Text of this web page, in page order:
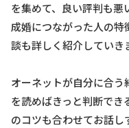
を集めて、良い評判も悪
成婚につながった人の
談も詳しく紹介していき
オーネットが自分に合
を読めばきっと判断でき
のコツも合わせてお話し